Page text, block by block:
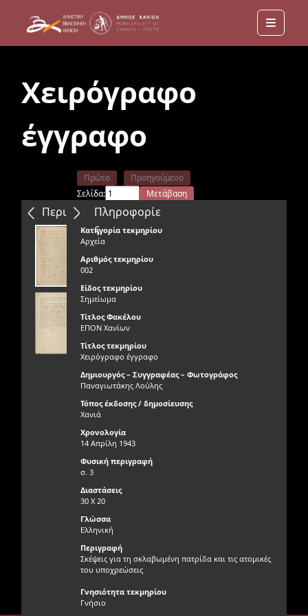
Menu
Χειρόγραφο
έγγραφο
Περιεχόμενα
Πρώτο
Προηγούμενο
Σελίδα:
Μετάβαση
Επόμενο
Τελευταίο
Πληροφορίε
ς
Κατηγορία τεκμηρίου
Αρχεία
Αριθμός τεκμηρίου
002
Είδος τεκμηρίου
Σημείωμα
Τίτλος Φακέλου
ΕΠΟΝ Χανίων
Τίτλος τεκμηρίου
Χειρόγραφο έγγραφο
Δημιουργός – Συγγραφέας – Φωτογράφος
Παναγιωτάκης Λούλης
Τόπος έκδοσης / δημοσίευσης
Χανιά
Χρονολογία
14 Απρίλη 1943
Φυσική περιγραφή
σ. 3
Διαστάσεις
30 Χ 20
Γλώσσα
Ελληνική
Περιγραφή
Σκέψεις για τη σκλαβωμένη πατρίδα και τις ατομικές
του υποχρεώσεις
Γνησιότητα τεκμηρίου
Γνήσιο